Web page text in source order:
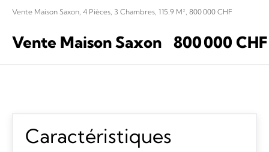
Vente Maison Saxon, 4 Pièces, 3 Chambres, 115.9 M², 800 000 CHF
Vente Maison Saxon 800 000 CHF
Caractéristiques